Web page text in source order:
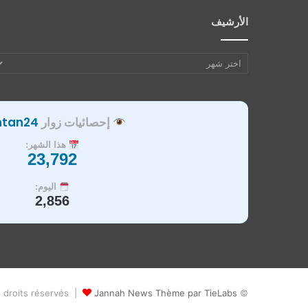
الأرشيف
الأرشيف
إحصائيات زوار
هذا الشهر:
23,792
اليوم:
2,856
© Copyright 2026, Tous droits réservés |
Jannah News Thème par TieLabs